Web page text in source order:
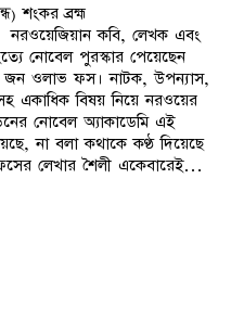
(প্রবন্ধ) শংকর ব্রহ্ম
কবি, লেখক এবং
নোবেল পুরস্কার পেয়েছেন
জন ওলাভ ফস। নাটক, উপন্যাস,
একাধিক বিষয় নিয়ে নরওয়ের
নোবেল অ্যাকাডেমি এই
না বলা কথাকে কণ্ঠ দিয়েছে
লেখার শৈলী একেবারেই…